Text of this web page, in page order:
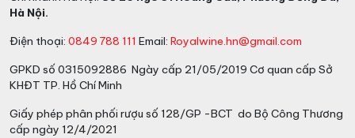
Hà Nội.
Điện thoại: 0849 788 111 Email: Royalwine.hn@gmail.com
GPKD số 0315092886 Ngày cấp 21/05/2019 Cơ quan cấp Sở
KHĐT TP. Hồ Chí Minh
Giấy phép phân phối rượu số 128/GP -BCT do Bộ Công Thương
cấp ngày 12/4/2021